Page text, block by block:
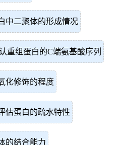
中二聚体的形成情况
重组蛋白的C端氨基酸序列
化修饰的程度
估蛋白的疏水特性
的结合能力